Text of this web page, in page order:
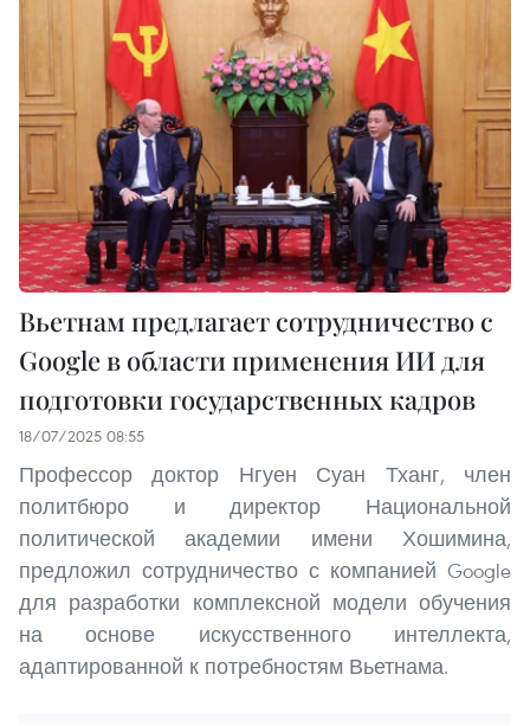
Вьетнам предлагает сотрудничество с
Google в области применения ИИ для
подготовки государственных кадров
18/07/2025 08:55
Профессор доктор Нгуен Суан Тханг, член
политбюро и директор Национальной
политической академии имени Хошимина,
предложил сотрудничество с компанией Google
для разработки комплексной модели обучения
на основе искусственного интеллекта,
адаптированной к потребностям Вьетнама.